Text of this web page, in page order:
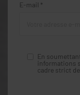
E-mail *
En
informations
cadre strict